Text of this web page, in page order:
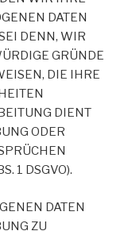
DATEN
DENN, WIR
GRÜNDE
DIE IHRE
DIENT
ODER
1 DSGVO).
DATEN
ZU